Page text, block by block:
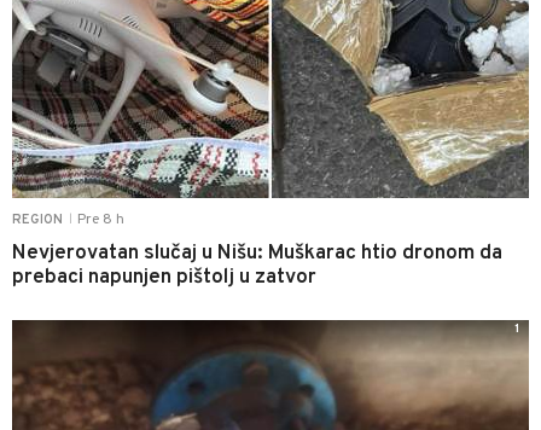
REGION Pre 8 h
Nevjerovatan slučaj u Nišu: Muškarac htio dronom da
prebaci napunjen pištolj u zatvor
1